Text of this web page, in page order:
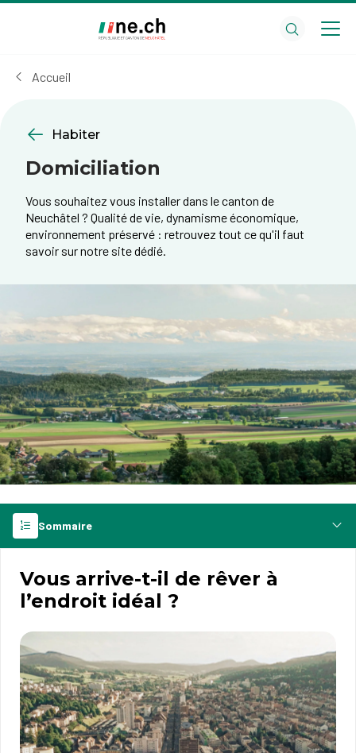
cookies
Accueil
Habiter
Domiciliation
Vous souhaitez vous installer dans le canton de
Neuchâtel ? Qualité de vie, dynamisme économique,
environnement préservé : retrouvez tout ce qu'il faut
savoir sur notre site dédié.
Sommaire
Vous arrive-t-il de rêver à
l’endroit idéal ?